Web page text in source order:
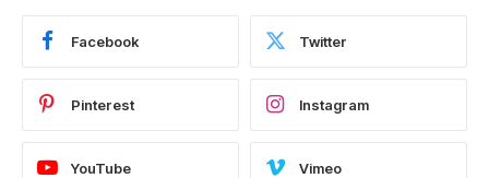
Facebook Twitter
Pinterest Instagram
YouTube Vimeo